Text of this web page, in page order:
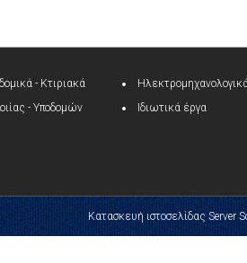
- Κτιριακά
- Υποδομών
Ιδιωτικά έργα
Κατασκευή ιστοσελίδας Server